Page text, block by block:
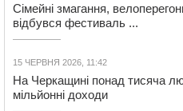
Сімейні змагання,
відбувся фестиваль ...
15 ЧЕРВНЯ 2026, 11:42
На Черкащині понад тисяча
мільйонні доходи